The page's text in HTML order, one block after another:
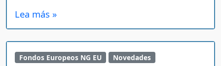
Lea más »
Fondos Europeos NG EU Novedades